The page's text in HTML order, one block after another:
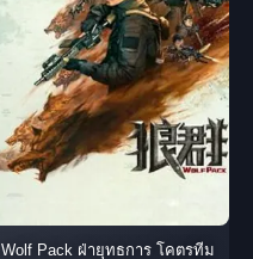
Wolf Pack ฝ่ายุทธการ โคตรทีม